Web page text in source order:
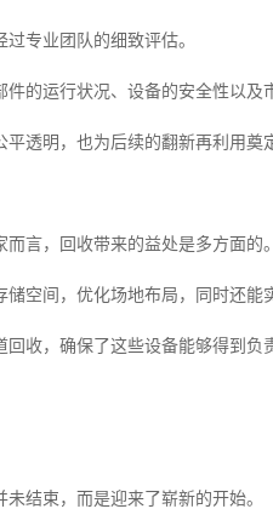
专业团队的细致评估。
的运行状况、设备的安全性以及
透明，也为后续的翻新再利用奠
言，回收带来的益处是多方面的。
空间，优化场地布局，同时还能
回收，确保了这些设备能够得到
结束，而是迎来了崭新的开始。